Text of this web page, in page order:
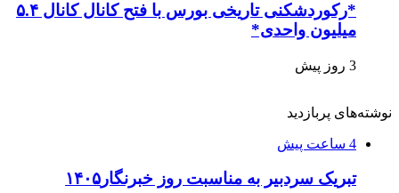
*رکوردشکنی تاریخی بورس با فتح کانال کانال ۵.۴
میلیون واحدی*
3 روز پیش
نوشته‌های پربازدید
4 ساعت پیش
تبریک سردبیر به مناسبت روز خبرنگار۱۴۰۵